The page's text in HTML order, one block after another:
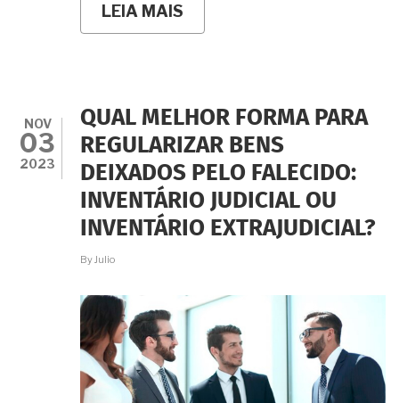
LEIA MAIS
SOU
FALECIDO
PAI
DEIXOU
TUDO
EM
TESTAMENTO
PARA
MIM.
SOU
INVENTÁRIO
MESMO
ASSIM?
NOV
03
2023
QUAL MELHOR FORMA PARA
REGULARIZAR BENS
DEIXADOS PELO FALECIDO:
INVENTÁRIO JUDICIAL OU
INVENTÁRIO EXTRAJUDICIAL?
By Julio